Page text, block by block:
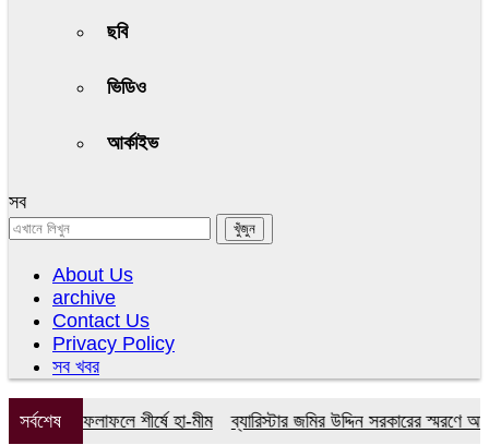
ছবি
ভিডিও
আর্কাইভ
সব
About Us
archive
Contact Us
Privacy Policy
সব খবর
সর্বশেষ
ফলাফলে শীর্ষে হা-মীম ব্যারিস্টার জমির উদ্দিন সরকারের স্মরণে